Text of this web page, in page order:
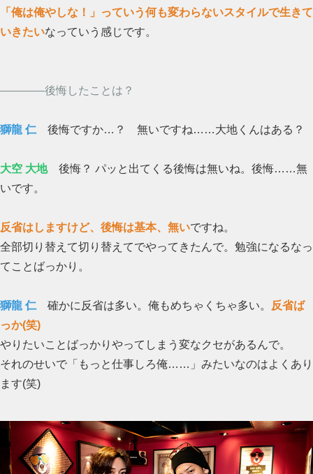
「俺は俺やしな！」っていう何も変わらないスタイルで生きて
いきたいなっていう感じです。
――――後悔したことは？
獅龍 仁 後悔ですか…？ 無いですね……大地くんはある？
大空 大地後悔？ パッと出てくる後悔は無いね。後悔……無
いです。
反省はしますけど、後悔は基本、無いですね。
全部切り替えて切り替えてでやってきたんで。勉強になるなっ
てことばっかり。
獅龍 仁 確かに反省は多い。俺もめちゃくちゃ多い。
反省ば
っか(笑)
やりたいことばっかりやってしまう変なクセがあるんで。
それのせいで「もっと仕事しろ俺……」みたいなのはよくあり
ます(笑)